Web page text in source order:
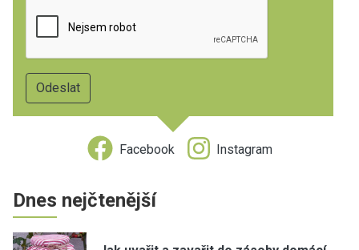
Facebook Instagram
Dnes nejčtenější